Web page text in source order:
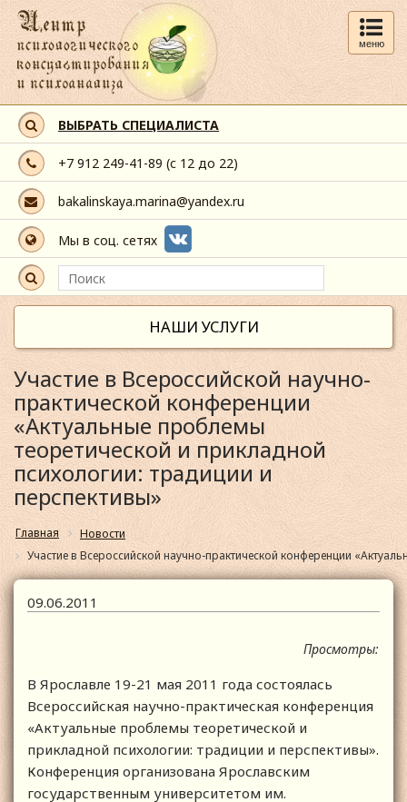
меню
ВЫБРАТЬ СПЕЦИАЛИСТА
+7 912 249-41-89 (с 12 до 22)
bakalinskaya.marina@yandex.ru
Мы в соц. сетях
НАШИ УСЛУГИ
Участие в Всероссийской научно-
практической конференции
«Актуальные проблемы
теоретической и прикладной
психологии: традиции и
перспективы»
Главная
Новости
Участие в Всероссийской научно-практической конференции
09.06.2011
Просмотры:
В Ярославле 19-21 мая 2011 года состоялась
Всероссийская научно-практическая конференция
«Актуальные проблемы теоретической и
прикладной психологии: традиции и перспективы».
Конференция организована Ярославским
государственным университетом им.